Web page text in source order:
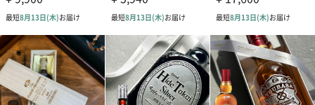
上品な甘さを感じる香り、奥行きのあるかすかにスモーキーな余
韻、柔らかな味わい。
唯一無二のギフトはすべて手作業で製作しております。